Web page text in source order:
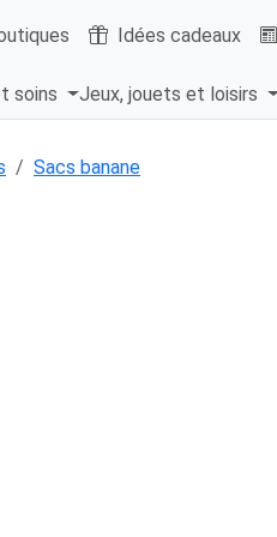
Idées cadeaux
soins Jeux, jouets et loisirs
Sacs banane